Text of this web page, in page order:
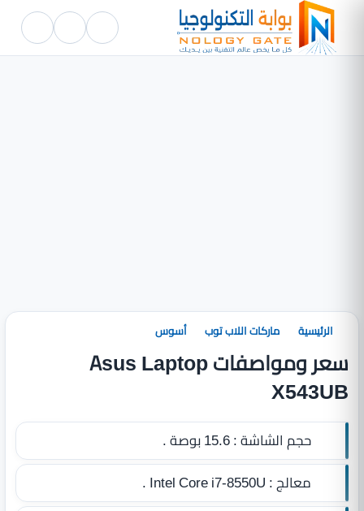
الرئيسية ماركات اللاب توب أسوس
سعر ومواصفات Asus Laptop
X543UB
حجم الشاشة :15.6 بوصة .
معالج :Intel Core i7‎-8550U .